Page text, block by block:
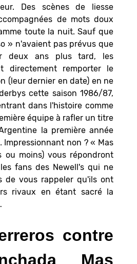
Des scènes de liesse
de mots doux
toute la nuit. Sauf que
» n'avaient pas prévus que
deux ans plus tard, les
directement remporter le
(leur dernier en date) en ne
cette saison 1986/87,
dans l'histoire comme
équipe à rafler un titre
la première année
Impressionnant non ? « Mas
ou moins) vous répondront
fans des Newell's qui ne
de vous rappeler qu'ils ont
rivaux en étant sacré la
contre
Mas